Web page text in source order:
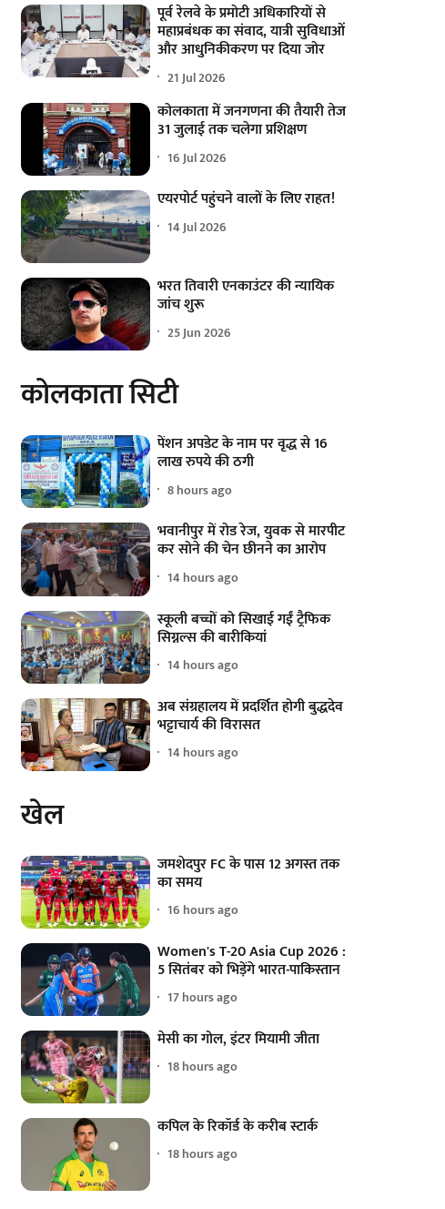
पूर्व रेलवे के प्रमोटी अधिकारियों से
महाप्रबंधक का संवाद, यात्री सुविधाओं
और आधुनिकीकरण पर दिया जोर
21 Jul 2026
कोलकाता में जनगणना की तैयारी तेज
31 जुलाई तक चलेगा प्रशिक्षण
16 Jul 2026
एयरपोर्ट पहुंचने वालों के लिए राहत!
14 Jul 2026
भरत तिवारी एनकाउंटर की न्यायिक
जांच शुरू
25 Jun 2026
कोलकाता सिटी
पेंशन अपडेट के नाम पर वृद्ध से 16
लाख रुपये की ठगी
8 hours ago
भवानीपुर में रोड रेज, युवक से मारपीट
कर सोने की चेन छीनने का आरोप
14 hours ago
स्कूली बच्चों को सिखाई गईं ट्रैफिक
सिग्नल्स की बारीकियां
14 hours ago
अब संग्रहालय में प्रदर्शित होगी बुद्धदेव
भट्टाचार्य की विरासत
14 hours ago
खेल
जमशेदपुर FC के पास 12 अगस्त तक
का समय
16 hours ago
Women's T-20 Asia Cup 2026 :
5 सितंबर को भिड़ेंगे भारत-पाकिस्तान
17 hours ago
मेसी का गोल, इंटर मियामी जीता
18 hours ago
कपिल के रिकॉर्ड के करीब स्टार्क
18 hours ago